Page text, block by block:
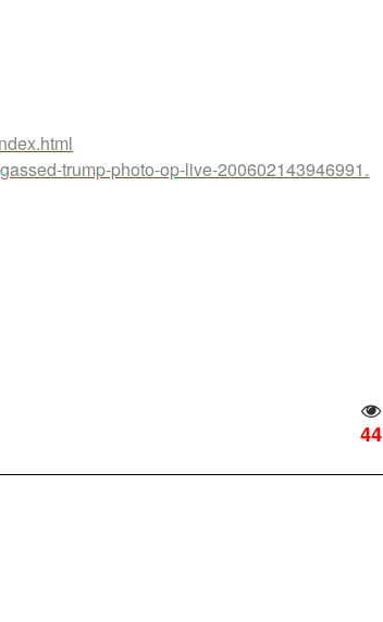
trump-photo-op-live-200602143946991.
44